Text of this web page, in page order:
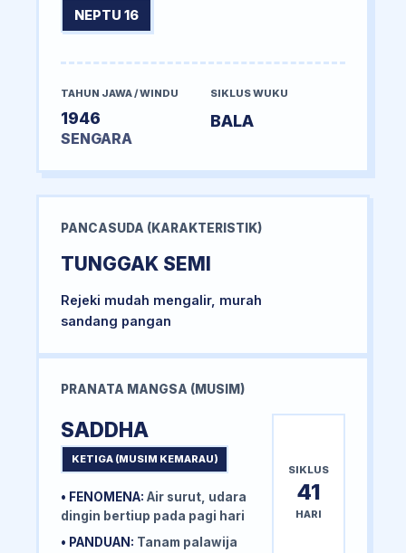
NEPTU 16
TAHUN JAWA / WINDU
1946
SENGARA
SIKLUS WUKU
BALA
PANCASUDA (KARAKTERISTIK)
TUNGGAK SEMI
Rejeki mudah mengalir, murah
sandang pangan
PRANATA MANGSA (MUSIM)
SADDHA
KETIGA (MUSIM KEMARAU)
• FENOMENA: Air surut, udara
dingin bertiup pada pagi hari
• PANDUAN: Tanam palawija
SIKLUS
41
HARI